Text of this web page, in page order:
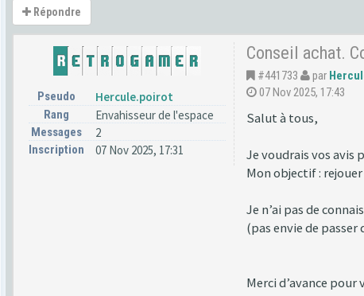
Répondre
Pseudo Hercule.poirot
Rang Envahisseur de l'espace
Messages 2
Inscription 07 Nov 2025, 17:31
Conseil achat.
#441733 par
07 Nov 2025, 17:43
Salut à tous,
Je voudrais vos avis
Mon objectif :
Je n’ai pas de
(pas envie de passer
Merci d’avance